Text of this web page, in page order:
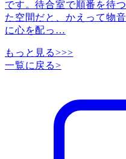
です。待合室で順番を待
た空間だと、かえって物
に心を配っ …
もっと見る>>>
一覧に戻る>